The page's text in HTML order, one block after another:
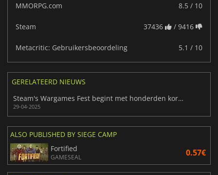
MMORPG.com
8.5 / 10
Steam 37436 / 9416
Metacritic: Gebruikersbeoordeling 5.1 / 10
GERELATEERD NIEUWS
Steam's Wargames Fest begint met honderden kortingen op games
29-04-2025
ALSO PUBLISHED BY SIEGE CAMP
Fortified
GAMESEAL 0.57€